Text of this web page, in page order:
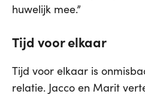
huwelijk mee.”
Tijd voor elkaar
Tijd voor elkaar is
relatie. Jacco en Marit